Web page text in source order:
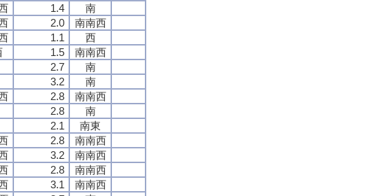
1.4
南
2.0
南南西
1.1
西
1.5
南南西
2.7
南
3.2
南
2.8
南南西
2.8
南
2.1
南東
2.8
南南西
3.2
南南西
2.8
南南西
3.1
南南西